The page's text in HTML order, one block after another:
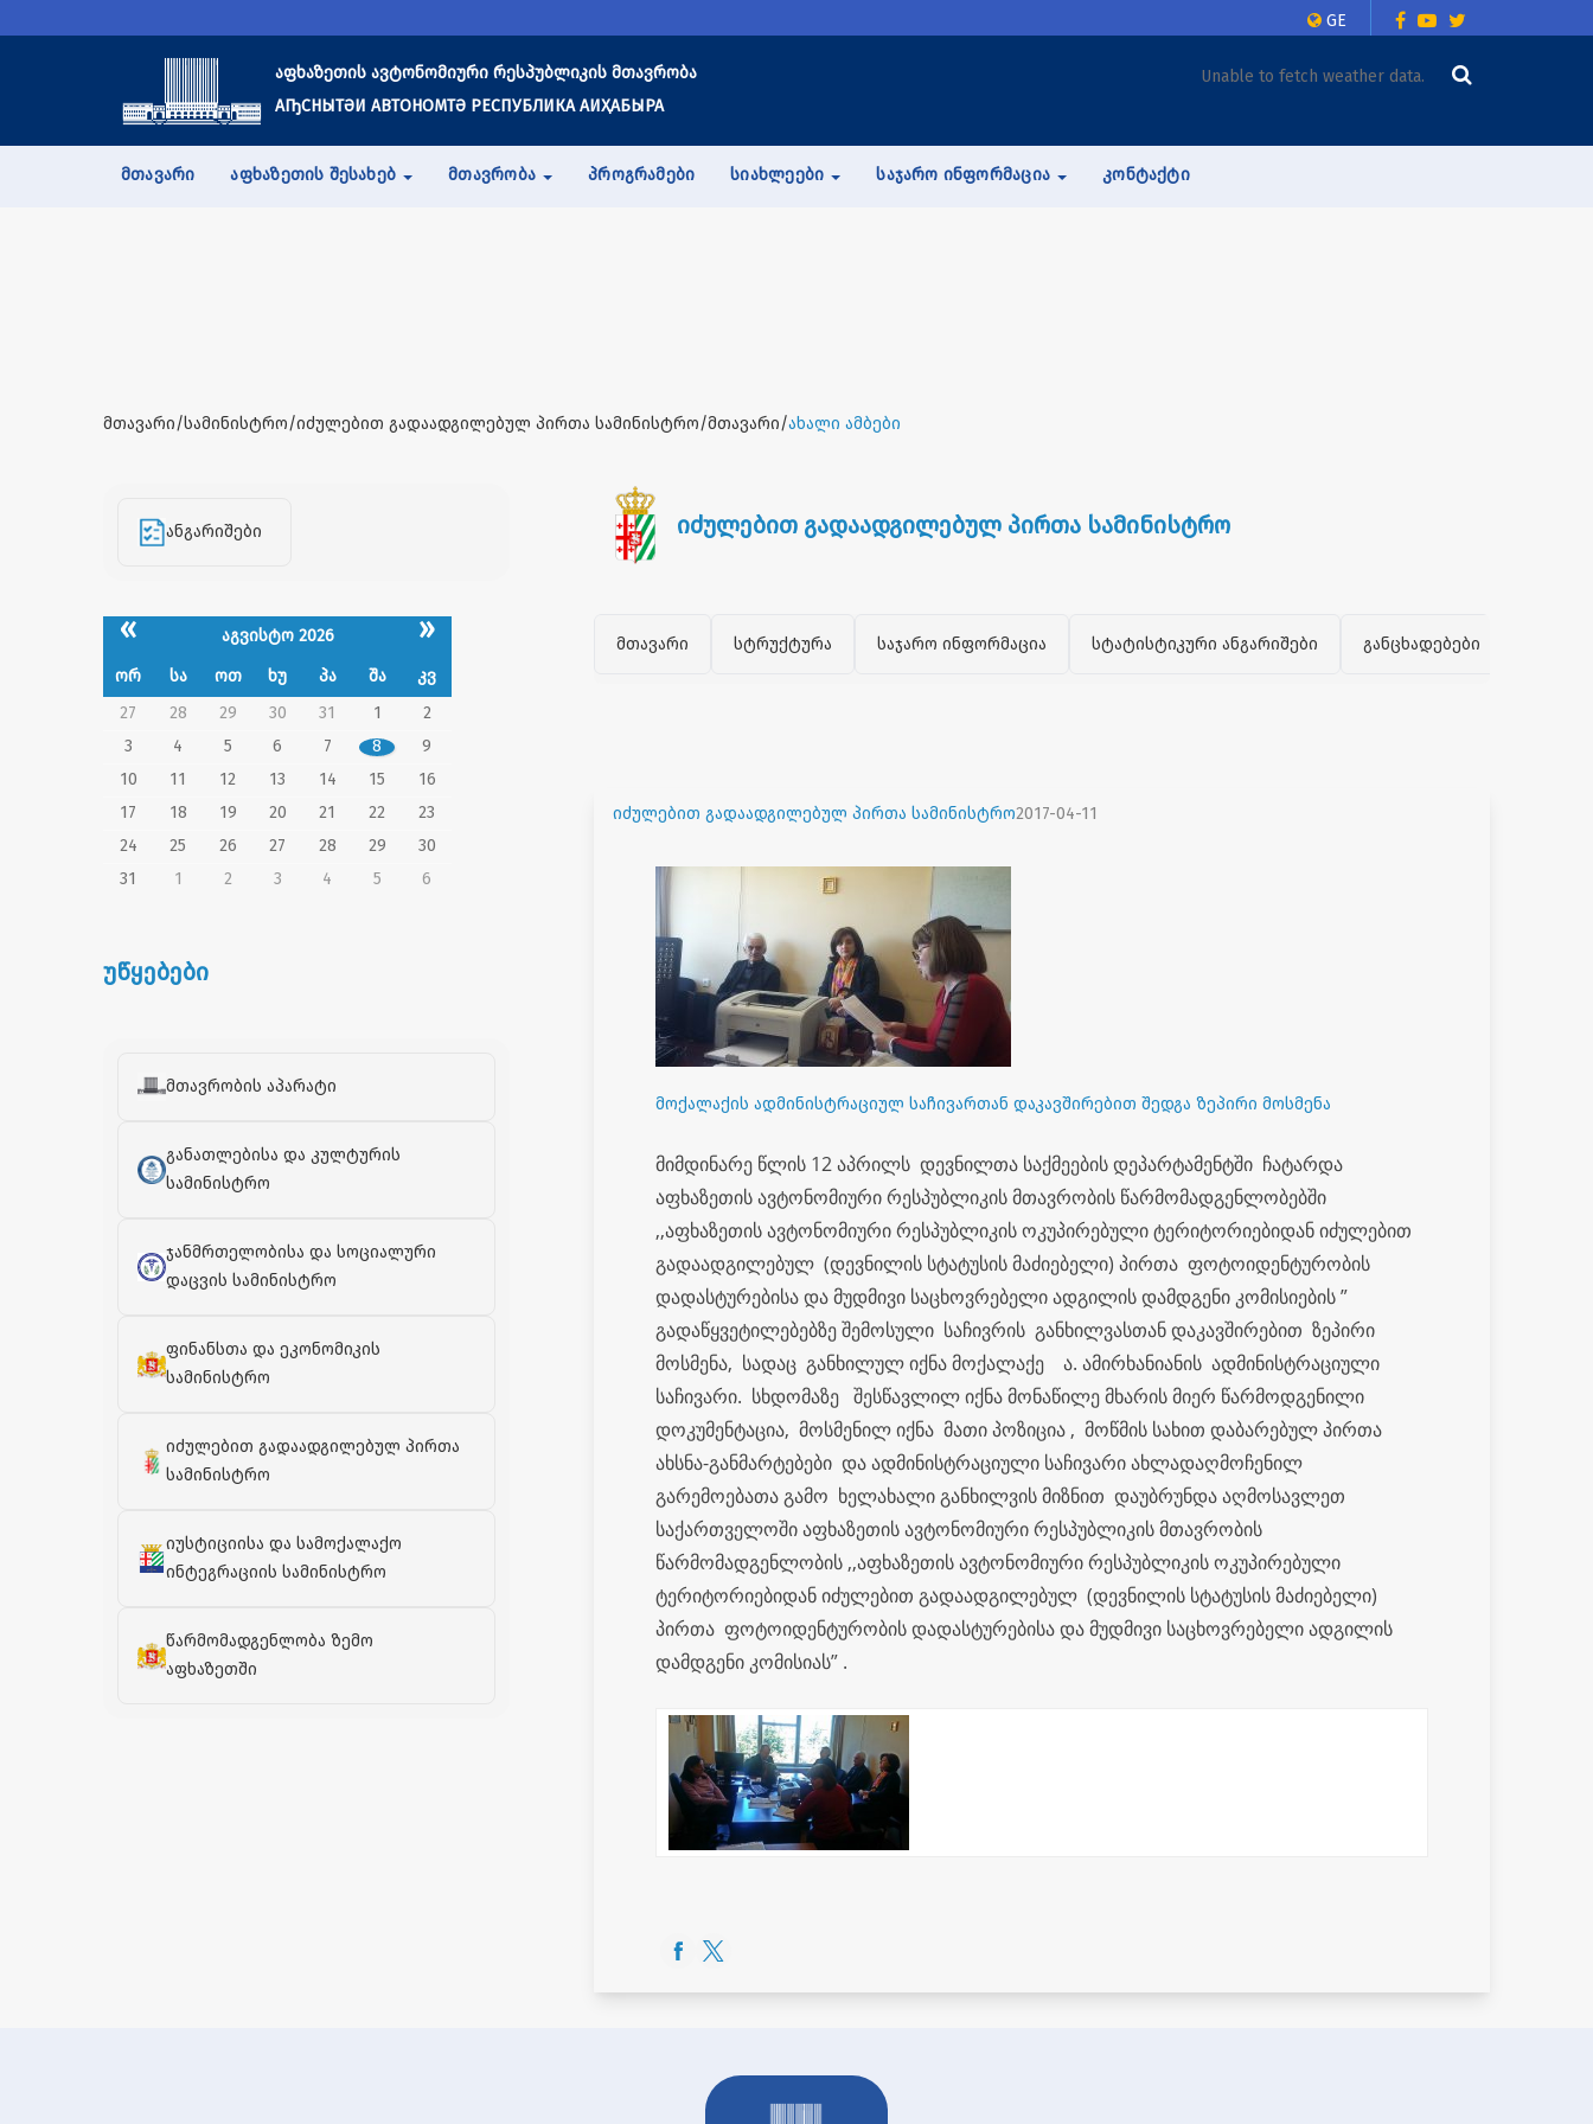
GE
აფხაზეთის ავტონომიური რესპუბლიკის მთავრობა
АҦСНЫТӘИ АВТОНОМТӘ РЕСПУБЛИКА АИҲАБЫРА
Unable to fetch weather data.
ᲛᲗᲐᲕᲐᲠᲘ ᲐᲤᲮᲐᲖᲔᲗᲘᲡ ᲨᲔᲡᲐᲮᲔᲑ ᲛᲗᲐᲕᲠᲝᲑᲐ ᲞᲠᲝᲒᲠᲐᲛᲔᲑᲘ ᲡᲘᲐᲮᲚᲔᲔᲑᲘ ᲡᲐᲯᲐᲠᲝ ᲘᲜᲤᲝᲠᲛᲐᲪᲘᲐ ᲙᲝᲜᲢᲐᲥᲢᲘ
მთავარი/სამინისტრო/იძულებით გადაადგილებულ პირთა სამინისტრო/მთავარი/ახალი ამბები
ანგარიშები
« აგვისტო 2026 »
ორ სა ოთ ხუ პა შა
კვ
27
28 29 30 31 1
2
3
4 5 6 7 8
9
10
11 12 13 14 15
16
17
18 19 20 21 22
23
24
25 26 27 28 29
30
31
1 2 3 4 5 6
უწყებები
მთავრობის აპარატი
განათლებისა და კულტურის
სამინისტრო
ჯანმრთელობისა და სოციალური
დაცვის სამინისტრო
ფინანსთა და ეკონომიკის
სამინისტრო
იძულებით გადაადგილებულ პირთა
სამინისტრო
იუსტიციისა და სამოქალაქო
ინტეგრაციის სამინისტრო
წარმომადგენლობა ზემო
აფხაზეთში
იძულებით გადაადგილებულ პირთა სამინისტრო
მთავარი სტრუქტურა საჯარო ინფორმაცია სტატისტიკური ანგარიშები განცხადებები
იძულებით გადაადგილებულ პირთა სამინისტრო2017-04-11
მოქალაქის ადმინისტრაციულ საჩივართან დაკავშირებით შედგა ზეპირი მოსმენა
მიმდინარე წლის 12 აპრილს დევნილთა საქმეების დეპარტამენტში ჩატარდა
აფხაზეთის ავტონომიური რესპუბლიკის მთავრობის წარმომადგენლობებში
,,აფხაზეთის ავტონომიური რესპუბლიკის ოკუპირებული ტერიტორიებიდან იძულებით
გადაადგილებულ (დევნილის სტატუსის მაძიებელი) პირთა ფოტოიდენტურობის
დადასტურებისა და მუდმივი საცხოვრებელი ადგილის დამდგენი კომისიების ”
გადაწყვეტილებებზე შემოსული საჩივრის განხილვასთან დაკავშირებით ზეპირი
მოსმენა, სადაც განხილულ იქნა მოქალაქე ა. ამირხანიანის ადმინისტრაციული
საჩივარი. სხდომაზე შესწავლილ იქნა მონაწილე მხარის მიერ წარმოდგენილი
დოკუმენტაცია, მოსმენილ იქნა მათი პოზიცია , მოწმის სახით დაბარებულ პირთა
ახსნა-განმარტებები და ადმინისტრაციული საჩივარი ახლადაღმოჩენილ
გარემოებათა გამო ხელახალი განხილვის მიზნით დაუბრუნდა აღმოსავლეთ
საქართველოში აფხაზეთის ავტონომიური რესპუბლიკის მთავრობის
წარმომადგენლობის ,,აფხაზეთის ავტონომიური რესპუბლიკის ოკუპირებული
ტერიტორიებიდან იძულებით გადაადგილებულ (დევნილის სტატუსის მაძიებელი)
პირთა ფოტოიდენტურობის დადასტურებისა და მუდმივი საცხოვრებელი ადგილის
დამდგენი კომისიას” .